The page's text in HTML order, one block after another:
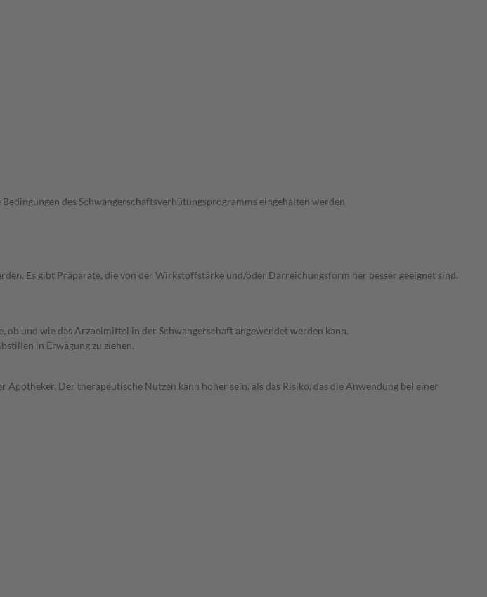
des Schwangerschaftsverhütungsprogramms eingehalten werden.
Es gibt Präparate, die von der Wirkstoffstärke und/oder Darreichungsform her besser geeignet sind.
ob und wie das Arzneimittel in der Schwangerschaft angewendet werden kann.
in Erwägung zu ziehen.
Der therapeutische Nutzen kann höher sein, als das Risiko, das die Anwendung bei einer